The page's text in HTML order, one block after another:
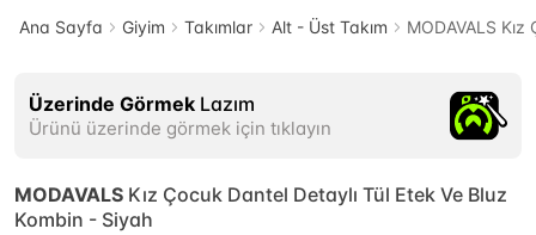
Ana Sayfa Giyim Takımlar Alt - Üst Takım MODAVALS
Üzerinde Görmek Lazım
Ürünü üzerinde görmek için tıklayın
MODAVALS Kız Çocuk Dantel Detaylı Tül Etek Ve Bluz
Kombin - Siyah